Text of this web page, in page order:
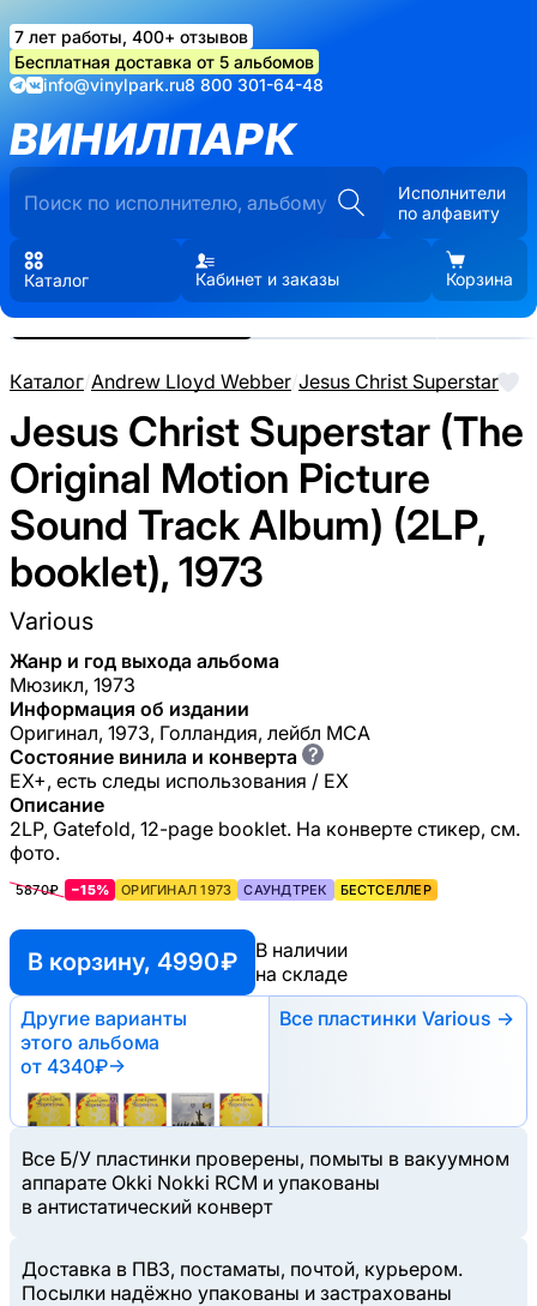
7 лет работы, 400+ отзывов
Бесплатная доставка от 5 альбомов
info@vinylpark.ru8 800 301-64-48
ВИНИЛПАРК
Исполнители
по алфавиту
Каталог Кабинет и заказы Корзина
Каталог/Andrew Lloyd Webber/Jesus Christ Superstar
Jesus Christ Superstar (The
Original Motion Picture
Sound Track Album) (2LP,
booklet), 1973
Various
Жанр и год выхода альбома
Мюзикл, 1973
Информация об издании
Оригинал, 1973, Голландия, лейбл MCA
Состояние винила и конверта ?
EX+, есть следы использования / EX
Описание
2LP, Gatefold, 12-page booklet. На конверте стикер, см.
фото.
5870₽ −15% ОРИГИНАЛ 1973 САУНДТРЕК БЕСТСЕЛЛЕР
В корзину, 4990 ₽
В наличии
на складе
Другие варианты
этого альбома
от 4340₽→
Все пластинки Various →
Все Б/У пластинки проверены, помыты в вакуумном
аппарате Okki Nokki RCM и упакованы
в антистатический конверт
Доставка в ПВЗ, постаматы, почтой, курьером.
Посылки надёжно упакованы и застрахованы
Реальные фото пластинки.
Нажмите, чтобы увеличить